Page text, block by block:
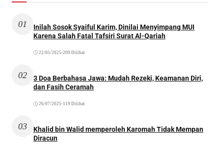
01
Inilah Sosok Syaiful Karim, Dinilai Menyimpang MUI
Karena Salah Fatal Tafsiri Surat Al-Qariah
22/05/2025 •209 Dilihat
02
3 Doa Berbahasa Jawa: Mudah Rezeki, Keamanan Diri,
dan Fasih Ceramah
26/07/2025 •119 Dilihat
03
Khalid bin Walid memperoleh Karomah Tidak Mempan
Diracun